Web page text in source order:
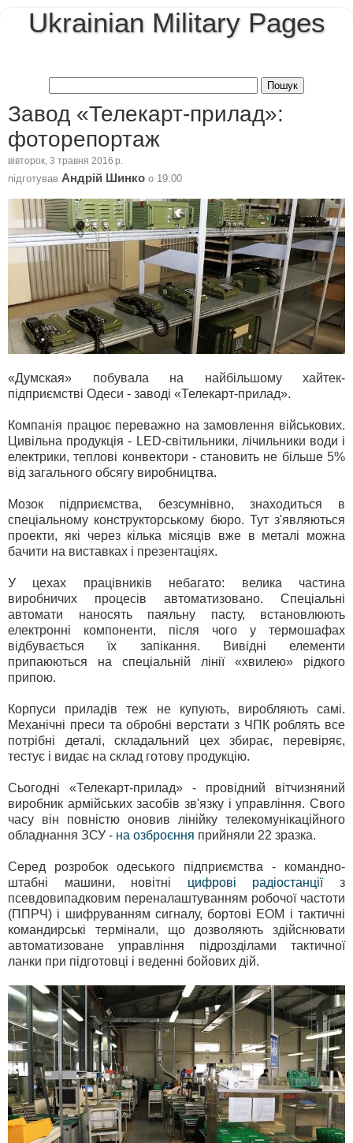
Ukrainian Military Pages
Завод «Телекарт-прилад»:
фоторепортаж
вівторок, 3 травня 2016 р.
підготував Андрій Шинко о 19:00
«Думская» побувала на найбільшому хайтек-
підприємстві Одеси - заводі «Телекарт-прилад».
Компанія працює переважно на замовлення військових.
Цивільна продукція - LED-світильники, лічильники води і
електрики, теплові конвектори - становить не більше 5%
від загального обсягу виробництва.
Мозок підприємства, безсумнівно, знаходиться в
спеціальному конструкторському бюро. Тут з'являються
проекти, які через кілька місяців вже в металі можна
бачити на виставках і презентаціях.
У цехах працівників небагато: велика частина
виробничих процесів автоматизовано. Спеціальні
автомати наносять паяльну пасту, встановлюють
електронні компоненти, після чого у термошафах
відбувається їх запікання. Вивідні елементи
припаюються на спеціальній лінії «хвилею» рідкого
припою.
Корпуси приладів теж не купують, виробляють самі.
Механічні преси та обробні верстати з ЧПК роблять все
потрібні деталі, складальний цех збирає, перевіряє,
тестує і видає на склад готову продукцію.
Сьогодні «Телекарт-прилад» - провідний вітчизняний
виробник армійських засобів зв'язку і управління. Свого
часу він повністю оновив лінійку телекомунікаційного
обладнання ЗСУ - на озброєння прийняли 22 зразка.
Серед розробок одеського підприємства - командно-
штабні машини, новітні цифрові радіостанціїз
псевдовипадковим переналаштуванням робочої частоти
(ППРЧ) і шифруванням сигналу, бортові ЕОМ і тактичні
командирські термінали, що дозволяють здійснювати
автоматизоване управління підрозділами тактичної
ланки при підготовці і веденні бойових дій.